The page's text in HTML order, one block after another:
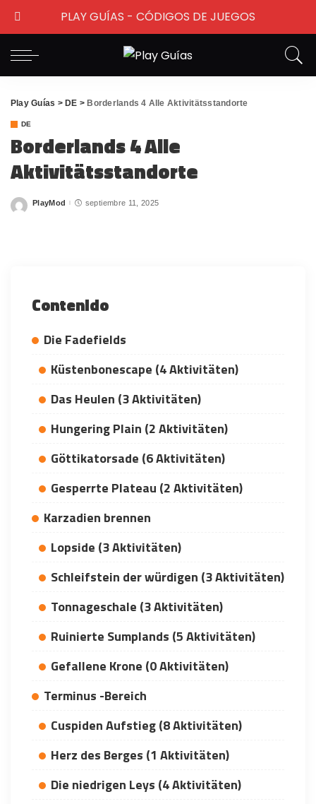
ALL PERKS — ZERO NOISE • 100% FREE
100% FREE to join
No subscription, no credit card required — ever
Tricks BEFORE website
Play Guías > DE > Borderlands 4 Alle Aktivitätsstandorte
DE
Borderlands 4 Alle
Aktivitätsstandorte
Posted
PlayMod septiembre 11, 2025
Contenido
Die Fadefields
Küstenbonescape (4 Aktivitäten)
Das Heulen (3 Aktivitäten)
Hungering Plain (2 Aktivitäten)
Göttikatorsade (6 Aktivitäten)
Gesperrte Plateau (2 Aktivitäten)
Karzadien brennen
Lopside (3 Aktivitäten)
Schleifstein der würdigen (3 Aktivitäten)
Tonnageschale (3 Aktivitäten)
Ruinierte Sumplands (5 Aktivitäten)
Gefallene Krone (0 Aktivitäten)
Terminus -Bereich
Cuspiden Aufstieg (8 Aktivitäten)
Herz des Berges (1 Aktivitäten)
Die niedrigen Leys (4 Aktivitäten)
PLAY GUÍAS - CÓDIGOS DE JUEGOS